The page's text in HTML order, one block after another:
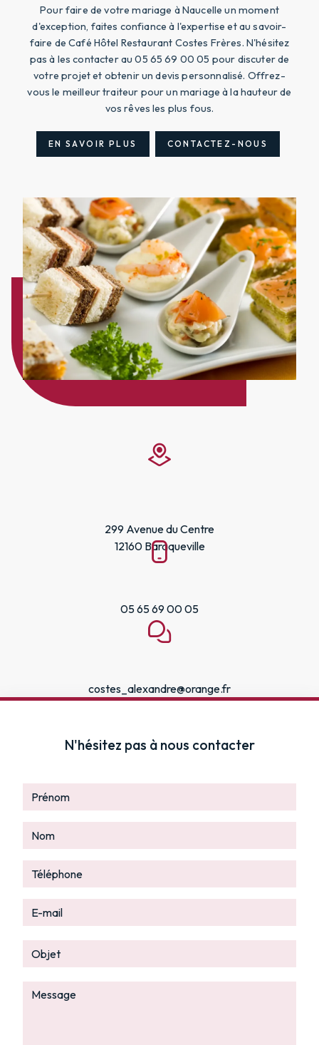
Pour faire de votre mariage à Naucelle un moment
d'exception, faites confiance à l'expertise et au savoir-
faire de Café Hôtel Restaurant Costes Frères. N'hésitez
pas à les contacter au 05 65 69 00 05 pour discuter de
votre projet et obtenir un devis personnalisé. Offrez-
vous le meilleur traiteur pour un mariage à la hauteur de
vos rêves les plus fous.
EN SAVOIR PLUS CONTACTEZ-NOUS
299 Avenue du Centre
12160 Baraqueville
05 65 69 00 05
costes_alexandre@orange.fr
N'hésitez pas à nous contacter